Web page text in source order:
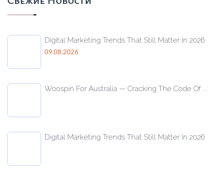
Digital Marketing Trends That Still Matter In 2026
09.08.2026
Woospin For Australia — Cracking The Code Of ...
Digital Marketing Trends That Still Matter In 2026